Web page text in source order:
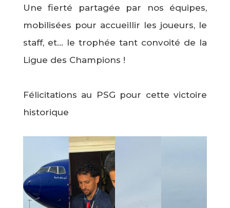
Une fierté partagée par nos équipes,
mobilisées pour accueillir les joueurs, le
staff, et… le trophée tant convoité de la
Ligue des Champions !
Félicitations au PSG pour cette victoire
historique